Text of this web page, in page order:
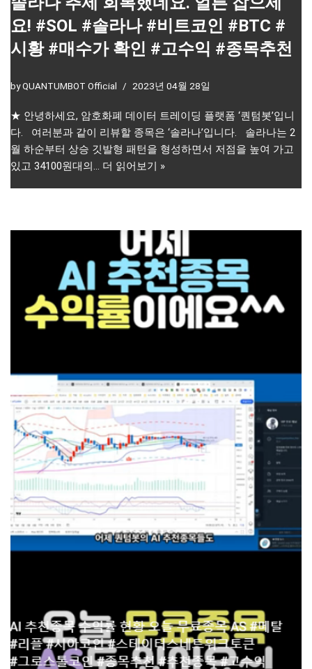
요! #SOL #솔라나 #비트코인 #BTC #
시황 #매수가 확인 #고수익 #종목추천
byQUANTUMBOT Official 2023년 04월 28일
★ 안녕하세요, 암호화폐 데이터 트레이딩 플랫폼 ‘퀀텀봇’입니
다. 여러분과 같이 리뷰할 종목은 ‘솔라나’입니다. 솔라나는 2
월 하순부터 상승 깃발형 패턴을 형성하면서 저점을 높여 가고
있고 34100원대의… 더 읽어보기 »